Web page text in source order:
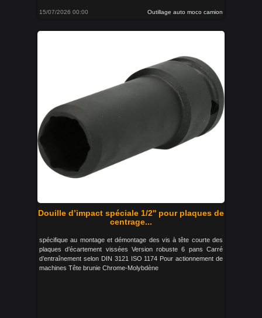
15/07/2026 00:00 Outillage auto moco camion
Douille d’impact spéciale 1/2'' pour plaques de
centrage...
spécifique au montage et démontage des vis à tête courte des
plaques d’écartement vissées Version robuste 6 pans Carré
d’entraînement selon DIN 3121 ISO 1174 Pour actionnement de
machines Tête brunie Chrome-Molybdène